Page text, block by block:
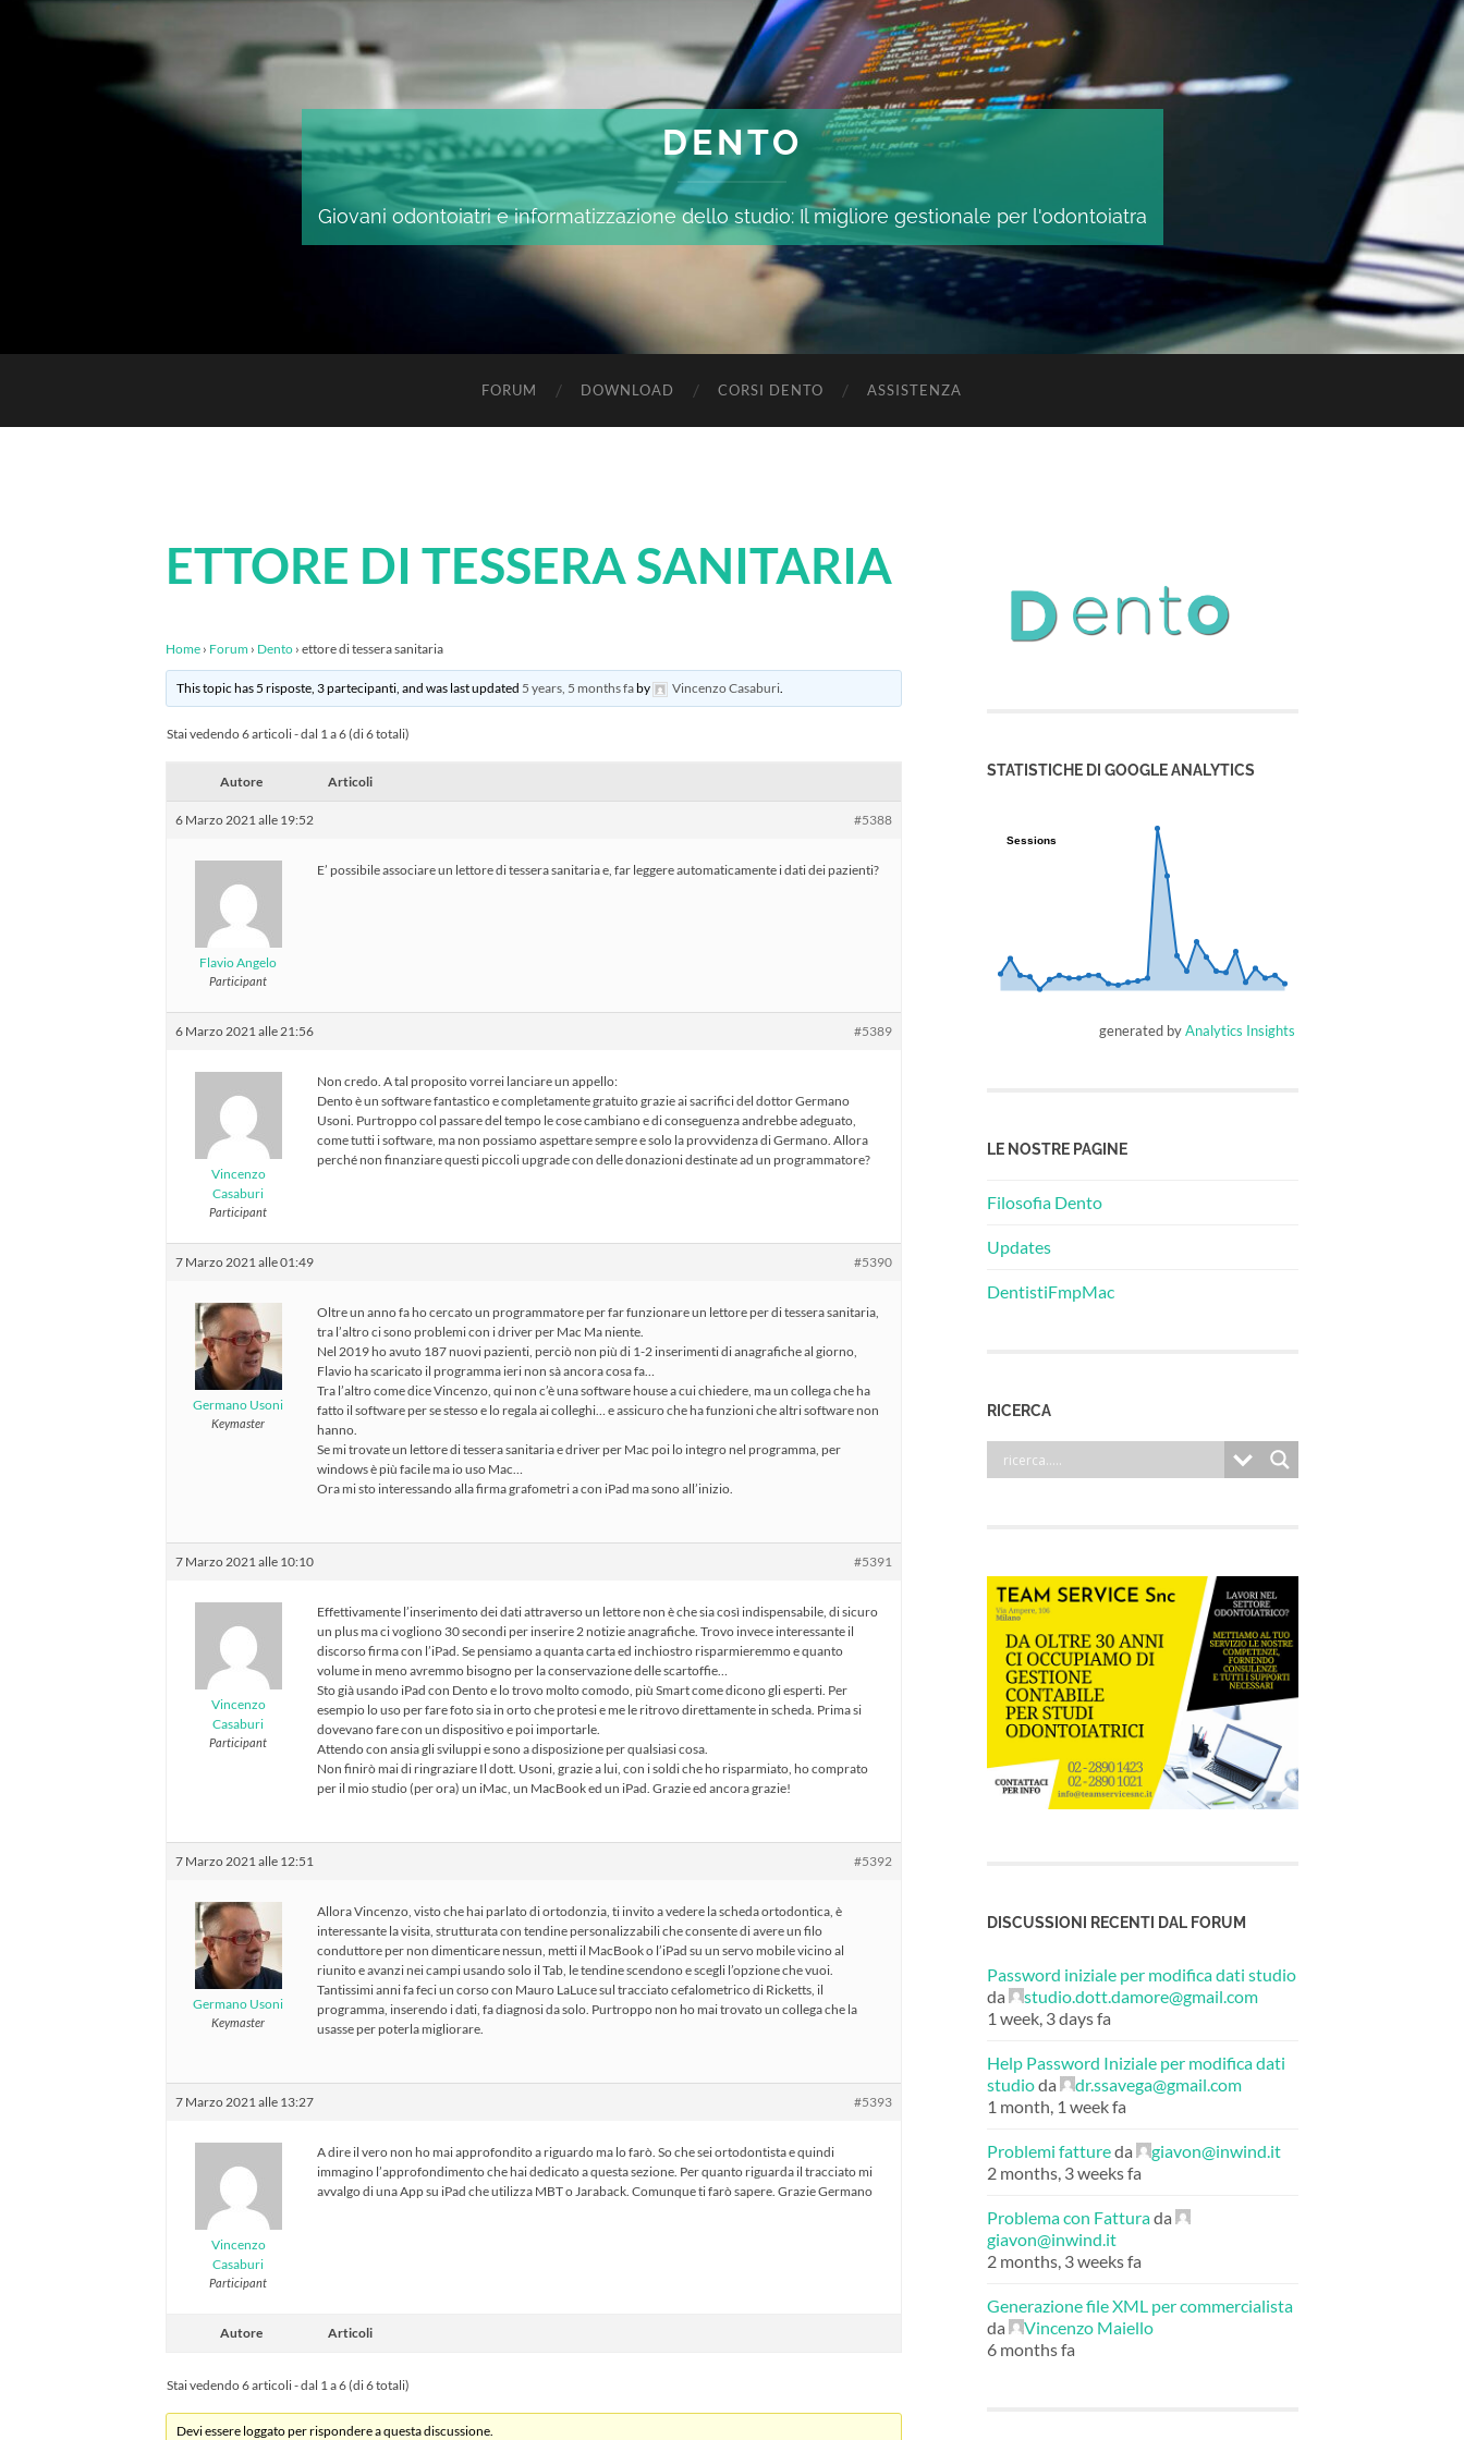
DENTO
Giovani odontoiatri e informatizzazione dello studio: Il migliore gestionale per l'odontoiatra
FORUM DOWNLOAD CORSI DENTO ASSISTENZA
ETTORE DI TESSERA SANITARIA
Home › Forum › Dento › ettore di tessera sanitaria
This topic has 5 risposte, 3 partecipanti, and was last updated 5 years, 5 months faby Vincenzo Casaburi
Stai vedendo 6 articoli - dal 1 a 6 (di 6 totali)
Autore Articoli
6 Marzo 2021 alle 19:52 #5388
Flavio Angelo
Participant
E’ possibile associare un lettore di tessera sanitaria e, far leggere automaticamente i dati dei pazienti?
6 Marzo 2021 alle 21:56 #5389
Vincenzo
Casaburi
Participant
Non credo. A tal proposito vorrei lanciare un appello:
Dento è un software fantastico e completamente gratuito grazie ai sacrifici del dottor Germano
Usoni. Purtroppo col passare del tempo le cose cambiano e di conseguenza andrebbe adeguato,
come tutti i software, ma non possiamo aspettare sempre e solo la provvidenza di Germano. Allora
perché non finanziare questi piccoli upgrade con delle donazioni destinate ad un programmatore?
7 Marzo 2021 alle 01:49 #5390
Germano Usoni
Keymaster
Oltre un anno fa ho cercato un programmatore per far funzionare un lettore per di tessera sanitaria,
tra l’altro ci sono problemi con i driver per Mac Ma niente.
Nel 2019 ho avuto 187 nuovi pazienti, perciò non più di 1-2 inserimenti di anagrafiche al giorno,
Flavio ha scaricato il programma ieri non sà ancora cosa fa…
Tra l’altro come dice Vincenzo, qui non c’è una software house a cui chiedere, ma un collega che ha
fatto il software per se stesso e lo regala ai colleghi… e assicuro che ha funzioni che altri software non
hanno.
Se mi trovate un lettore di tessera sanitaria e driver per Mac poi lo integro nel programma, per
windows è più facile ma io uso Mac…
Ora mi sto interessando alla firma grafometri a con iPad ma sono all’inizio.
7 Marzo 2021 alle 10:10 #5391
Vincenzo
Casaburi
Participant
Effettivamente l’inserimento dei dati attraverso un lettore non è che sia così indispensabile, di sicuro
un plus ma ci vogliono 30 secondi per inserire 2 notizie anagrafiche. Trovo invece interessante il
discorso firma con l’iPad. Se pensiamo a quanta carta ed inchiostro risparmieremmo e quanto
volume in meno avremmo bisogno per la conservazione delle scartoffie…
Sto già usando iPad con Dento e lo trovo molto comodo, più Smart come dicono gli esperti. Per
esempio lo uso per fare foto sia in orto che protesi e me le ritrovo direttamente in scheda. Prima si
dovevano fare con un dispositivo e poi importarle.
Attendo con ansia gli sviluppi e sono a disposizione per qualsiasi cosa.
Non finirò mai di ringraziare Il dott. Usoni, grazie a lui, con i soldi che ho risparmiato, ho comprato
per il mio studio (per ora) un iMac, un MacBook ed un iPad. Grazie ed ancora grazie!
7 Marzo 2021 alle 12:51 #5392
Germano Usoni
Keymaster
Allora Vincenzo, visto che hai parlato di ortodonzia, ti invito a vedere la scheda ortodontica, è
interessante la visita, strutturata con tendine personalizzabili che consente di avere un filo
conduttore per non dimenticare nessun, metti il MacBook o l’iPad su un servo mobile vicino al
riunito e avanzi nei campi usando solo il Tab, le tendine scendono e scegli l’opzione che vuoi.
Tantissimi anni fa feci un corso con Mauro LaLuce sul tracciato cefalometrico di Ricketts, il
programma, inserendo i dati, fa diagnosi da solo. Purtroppo non ho mai trovato un collega che la
usasse per poterla migliorare.
7 Marzo 2021 alle 13:27 #5393
Vincenzo
Casaburi
Participant
A dire il vero non ho mai approfondito a riguardo ma lo farò. So che sei ortodontista e quindi
immagino l’approfondimento che hai dedicato a questa sezione. Per quanto riguarda il tracciato mi
avvalgo di una App su iPad che utilizza MBT o Jaraback. Comunque ti farò sapere. Grazie Germano
Autore Articoli
Stai vedendo 6 articoli - dal 1 a 6 (di 6 totali)
Devi essere loggato per rispondere a questa discussione.
STATISTICHE DI GOOGLE ANALYTICS
Sessions
Sessions
generated byAnalytics Insights
LE NOSTRE PAGINE
Filosofia Dento
Updates
DentistiFmpMac
RICERCA
DISCUSSIONI RECENTI DAL FORUM
Password iniziale per modifica dati studio
da
studio.dott.damore@gmail.com
1 week, 3 days fa
Help Password Iniziale per modifica dati
studioda
dr.ssavega@gmail.com
1 month, 1 week fa
Problemi fattureda
giavon@inwind.it
2 months, 3 weeks fa
Problema con Fatturada
giavon@inwind.it
2 months, 3 weeks fa
Generazione file XML per commercialista
da
Vincenzo Maiello
6 months fa